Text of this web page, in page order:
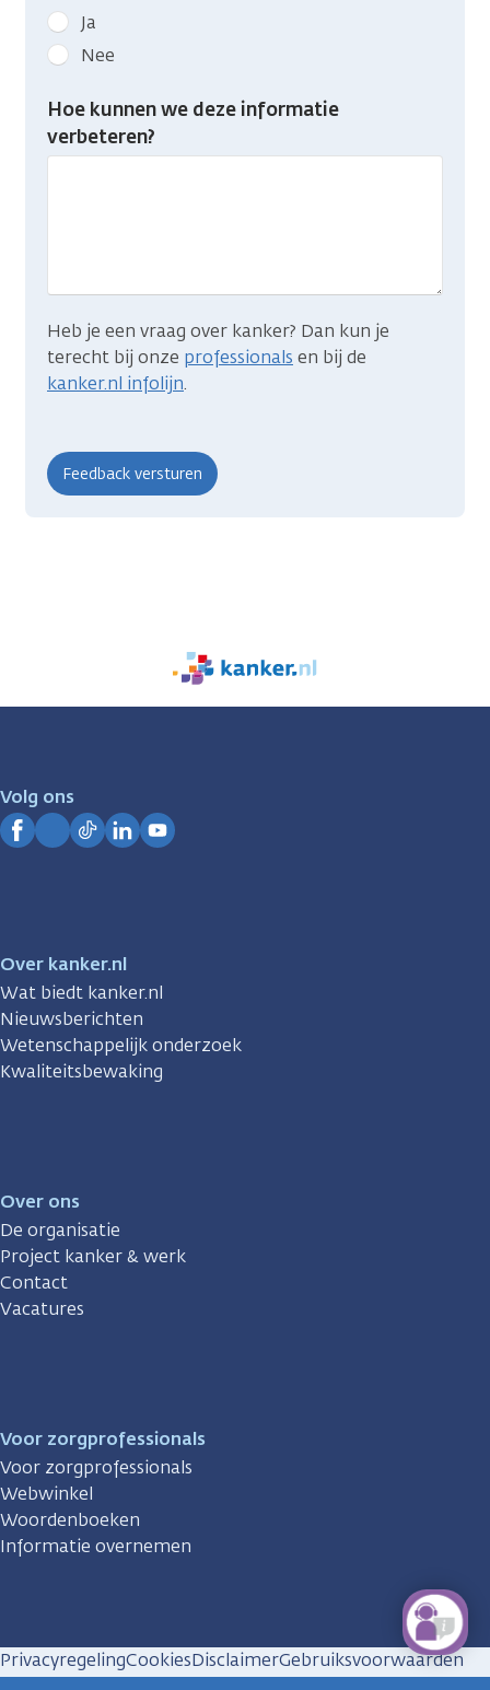
Geef
kanker.nl
feedback:
Heb
gevonden
Ja
Nee
Hoe kunnen we deze informatie
verbeteren?
Heb je een vraag over kanker? Dan kun je
terecht bij onze professionals en bij de
kanker.nl infolijn.
We
zijn
Volg ons
Over kanker.nl
Wat biedt kanker.nl
Nieuwsberichten
Wetenschappelijk onderzoek
Kwaliteitsbewaking
Over ons
De organisatie
Project kanker & werk
Contact
Vacatures
Voor zorgprofessionals
Voor zorgprofessionals
Webwinkel
Woordenboeken
Informatie overnemen
PrivacyregelingCookiesDisclaimerGebruiksvoorwaarden